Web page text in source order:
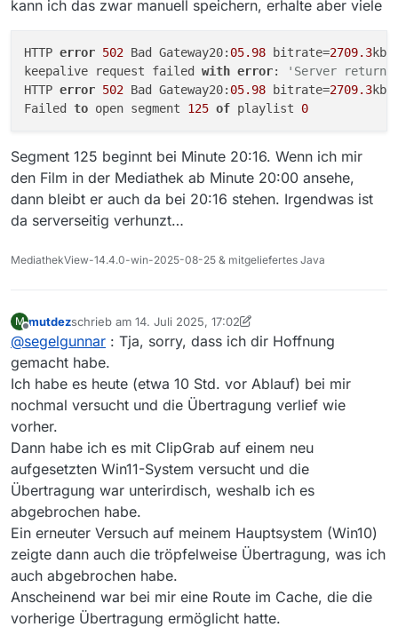
kann ich das zwar manuell speichern, erhalte aber viele
HTTP error 502 Bad Gateway20: 05.98 bitrate=2709.3
keepalive request failed with error:
'Server
HTTP error 502 Bad Gateway20: 05.98 bitrate=2709.3
Failed to open segment 125 of playlist 0
Segment 125 beginnt bei Minute 20:16. Wenn ich mir
den Film in der Mediathek ab Minute 20:00 ansehe,
dann bleibt er auch da bei 20:16 stehen. Irgendwas ist
da serverseitig verhunzt…
MediathekView-14.4.0-win-2025-08-25 & mitgeliefertes Java
M
Offline
mutdezschrieb am 14. Juli 2025, 17:02
zuletzt editiert von mutdez
@segelgunnar : Tja, sorry, dass ich dir Hoffnung
gemacht habe.
Ich habe es heute (etwa 10 Std. vor Ablauf) bei mir
nochmal versucht und die Übertragung verlief wie
vorher.
Dann habe ich es mit ClipGrab auf einem neu
aufgesetzten Win11-System versucht und die
Übertragung war unterirdisch, weshalb ich es
abgebrochen habe.
Ein erneuter Versuch auf meinem Hauptsystem (Win10)
zeigte dann auch die tröpfelweise Übertragung, was ich
auch abgebrochen habe.
Anscheinend war bei mir eine Route im Cache, die die
vorherige Übertragung ermöglicht hatte.